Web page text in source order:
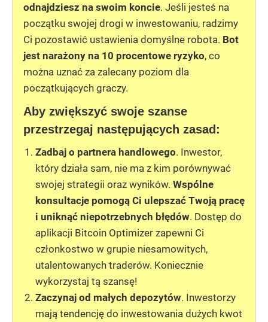
odnajdziesz na swoim koncie. Jeśli jesteś na
początku swojej drogi w inwestowaniu, radzimy
Ci pozostawić ustawienia domyślne robota. Bot
jest narażony na 10 procentowe ryzyko, co
można uznać za zalecany poziom dla
początkujących graczy.
Aby zwiększyć swoje szanse
przestrzegaj następujących zasad:
Zadbaj o partnera handlowego. Inwestor,
który działa sam, nie ma z kim porównywać
swojej strategii oraz wyników. Wspólne
konsultacje pomogą Ci ulepszać Twoją pracę
i uniknąć niepotrzebnych błędów. Dostęp do
aplikacji Bitcoin Optimizer zapewni Ci
członkostwo w grupie niesamowitych,
utalentowanych traderów. Koniecznie
wykorzystaj tą szansę!
Zaczynaj od małych depozytów. Inwestorzy
mają tendencję do inwestowania dużych kwot